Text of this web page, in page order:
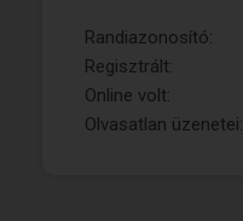
Randiazonosító:
Regisztrált:
Online volt:
Olvasatlan üzenetei: